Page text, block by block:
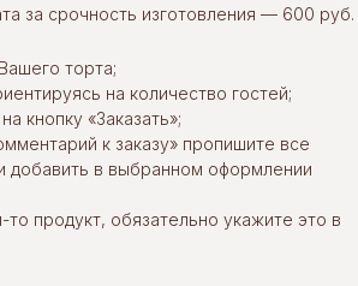
за срочность изготовления — 600 руб.
торта;
на количество гостей;
кнопку «Заказать»;
к заказу» пропишите все
добавить в выбранном оформлении
то продукт, обязательно укажите это в